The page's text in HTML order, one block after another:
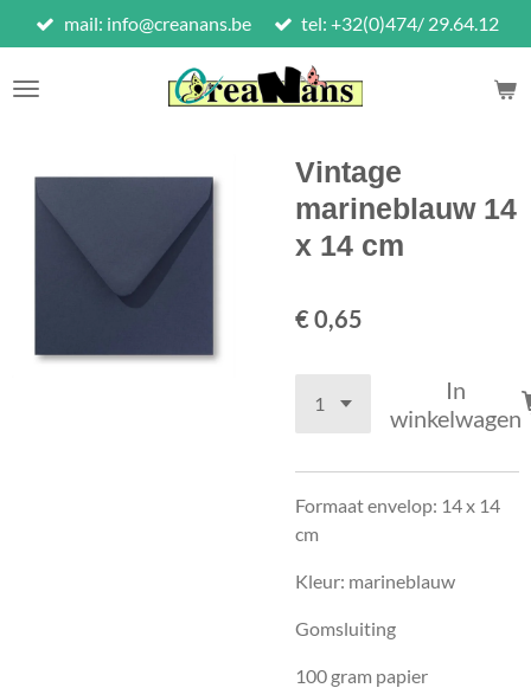
direct
naar
mail: info@creanans.be tel: +32(0)474/ 29.64.12
Vintage
marineblauw 14
x 14 cm
€ 0,65
In
winkelwagen
Formaat envelop: 14 x 14
cm
Kleur: marineblauw
Gomsluiting
100 gram papier